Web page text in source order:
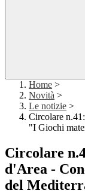
Home >
Novità >
Le notizie >
Circolare
"I Giochi
Circolare
d'Area -
del